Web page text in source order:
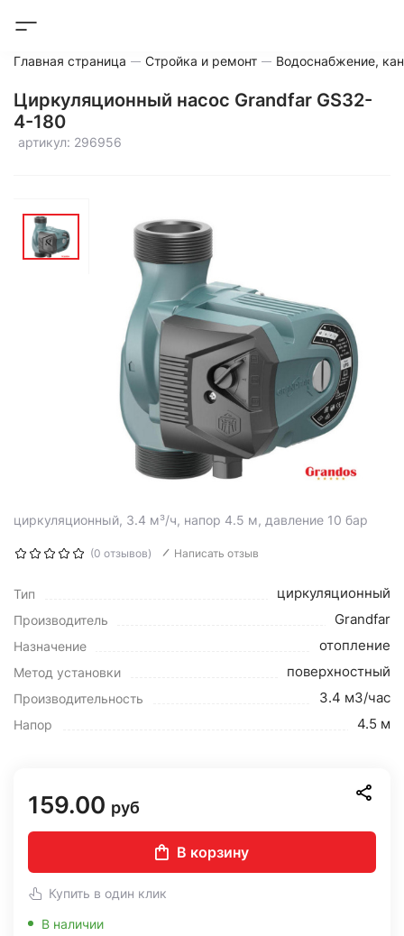
Главная страница Стройка и ремонт Водоснабжение,
Циркуляционный насос Grandfar GS32-
4-180
артикул: 296956
циркуляционный, 3.4 м³/ч, напор 4.5 м, давление 10 бар
(0 отзывов) Написать отзыв
Тип циркуляционный
Производитель Grandfar
Назначение отопление
Метод установки поверхностный
Производительность 3.4 м3/час
Напор 4.5 м
159.00 руб
В корзину
Купить в один клик
В наличии